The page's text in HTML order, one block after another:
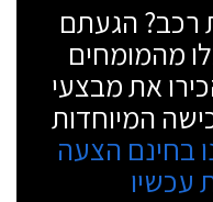
רכב? הגעתם
מהמומחים
את מבצעי
המיוחדות
בחינם הצעה
עכשיו